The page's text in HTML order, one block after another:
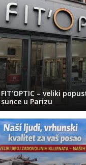
FIT’OPTIC – veliki
sunce u Parizu